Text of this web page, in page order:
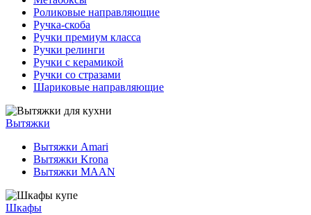
Роликовые направляющие
Ручка-скоба
Ручки премиум класса
Ручки релинги
Ручки с керамикой
Ручки со стразами
Шариковые направляющие
Вытяжки
Вытяжки Amari
Вытяжки Krona
Вытяжки MAAN
Шкафы